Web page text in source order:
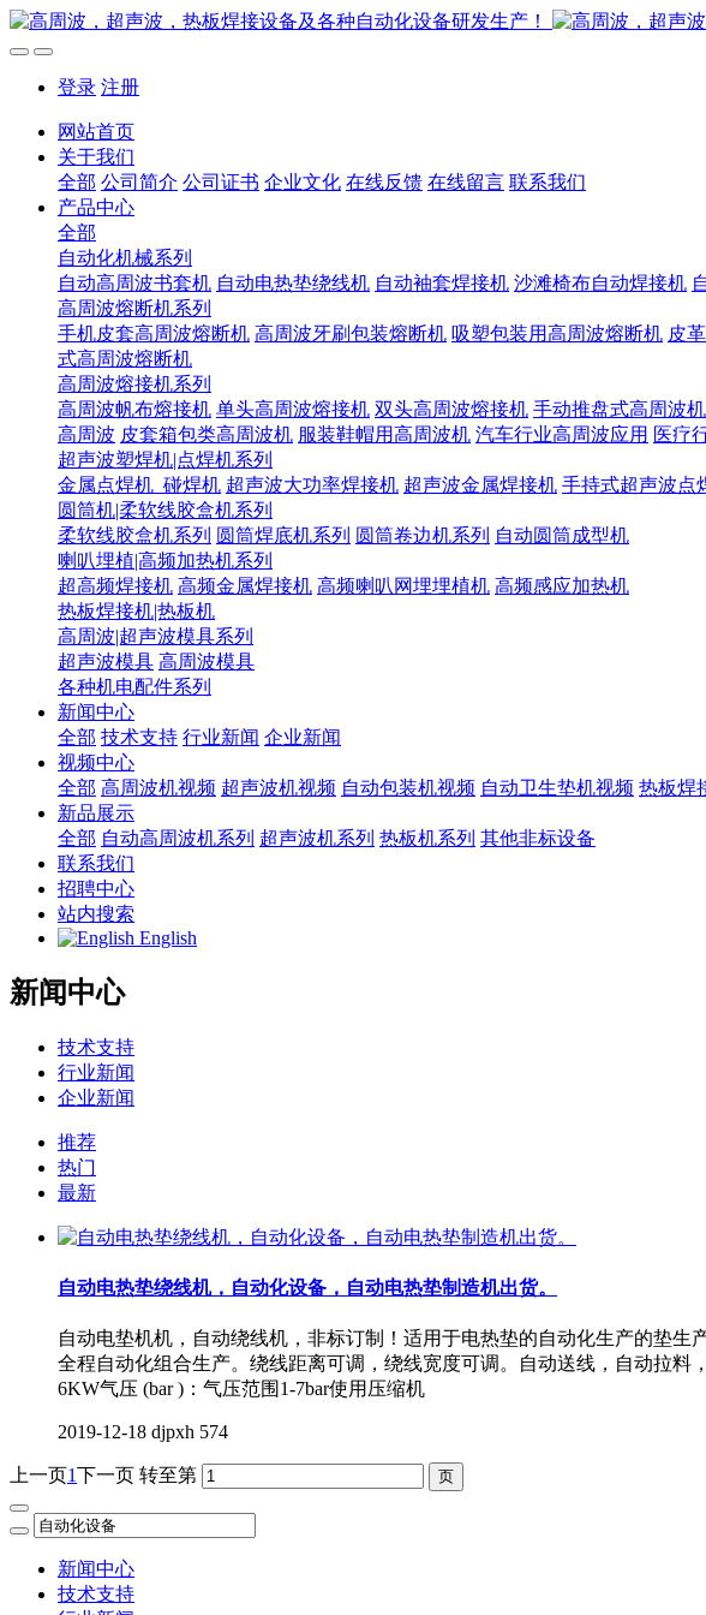
登录 注册
网站首页
关于我们
全部 公司简介 公司证书 企业文化 在线反馈 在线留言 联系我们
产品中心
全部
自动化机械系列
自动高周波书套机 自动电热垫绕线机 自动袖套焊接机 沙滩椅布自动焊接机
高周波熔断机系列
手机皮套高周波熔断机 高周波牙刷包装熔断机 吸塑包装用高周波熔断机 皮
式高周波熔断机
高周波熔接机系列
高周波帆布熔接机 单头高周波熔接机 双头高周波熔接机 手动推盘式高周波机
高周波 皮套箱包类高周波机 服装鞋帽用高周波机 汽车行业高周波应用 医疗
超声波塑焊机|点焊机系列
金属点焊机_碰焊机 超声波大功率焊接机 超声波金属焊接机 手持式超声波点
圆筒机|柔软线胶盒机系列
柔软线胶盒机系列 圆筒焊底机系列 圆筒卷边机系列 自动圆筒成型机
喇叭埋植|高频加热机系列
超高频焊接机 高频金属焊接机 高频喇叭网埋埋植机 高频感应加热机
热板焊接机|热板机
高周波|超声波模具系列
超声波模具 高周波模具
各种机电配件系列
新闻中心
全部 技术支持 行业新闻 企业新闻
视频中心
全部 高周波机视频 超声波机视频 自动包装机视频 自动卫生垫机视频 热板焊
新品展示
全部 自动高周波机系列 超声波机系列 热板机系列 其他非标设备
联系我们
招聘中心
站内搜索
English
新闻中心
技术支持
行业新闻
企业新闻
推荐
热门
最新
自动电热垫绕线机，自动化设备，自动电热垫制造机出货。
自动电垫机机，自动绕线机，非标订制！适用于电热垫的自动化生产的垫
全程自动化组合生产。绕线距离可调，绕线宽度可调。自动送线，自动拉料
6KW气压 (bar )：气压范围1-7bar使用压缩机
2019-12-18 djpxh 574
上一页1下一页 转至第
新闻中心
技术支持